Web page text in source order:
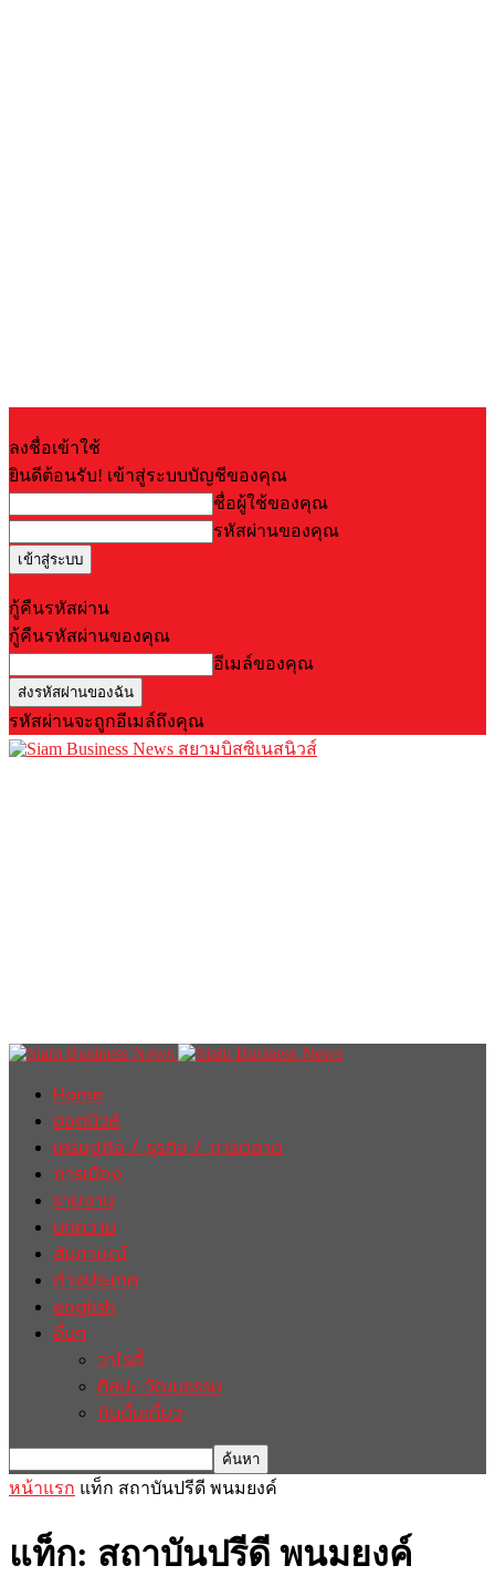
ลงชื่อเข้าใช้
ยินดีต้อนรับ! เข้าสู่ระบบบัญชีของคุณ
ชื่อผู้ใช้ของคุณ
รหัสผ่านของคุณ
กู้คืนรหัสผ่าน
กู้คืนรหัสผ่านของคุณ
อีเมล์ของคุณ
รหัสผ่านจะถูกอีเมล์ถึงคุณ
สยามบิสซิเนสนิวส์
Home
ฮอตนิวส์
เศรษฐกิจ / ธุรกิจ / การตลาด
การเมือง
รายงาน
บทความ
สัมภาษณ์
ต่างประเทศ
english
อื่นๆ
วาไรตี้
ศิลปะ-วัฒนธรรม
กินดื่มเที่ยว
หน้าแรก แท็ก สถาบันปรีดี พนมยงค์
แท็ก: สถาบันปรีดี พนมยงค์